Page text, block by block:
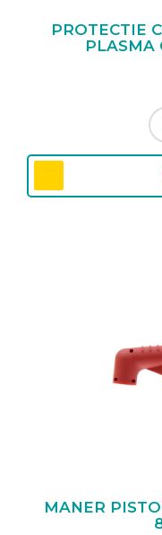
PROTECTIE
PLASMA
MANER